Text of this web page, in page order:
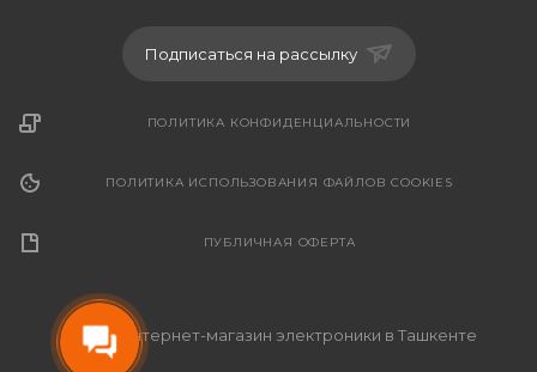
Подписаться на рассылку
ПОЛИТИКА КОНФИДЕНЦИАЛЬНОСТИ
ПОЛИТИКА ИСПОЛЬЗОВАНИЯ ФАЙЛОВ COOKIES
ПУБЛИЧНАЯ ОФЕРТА
2026 © Интернет-магазин электроники в Ташкенте